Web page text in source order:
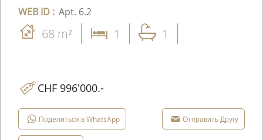
WEB ID : Apt. 6.2
68 m² 1 1
CHF 996'000.-
Поделиться в WhatsApp Отправить Другу